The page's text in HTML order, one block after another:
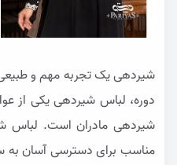
شیردهی یک تجربه مهم و
دوره، لباس شیردهی یکی از
شیردهی مادران است. لباس
مناسب برای دسترسی آسان به